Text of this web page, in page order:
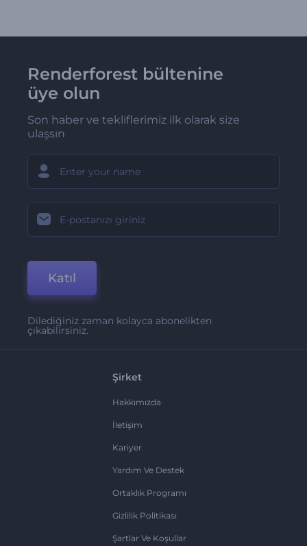
Renderforest bültenine
üye olun
Son haber ve tekliflerimiz ilk olarak size
ulaşsın
Katıl
Dilediğiniz zaman kolayca abonelikten
çıkabilirsiniz.
Şirket
Hakkımızda
İletişim
Kariyer
Yardım Ve Destek
Ortaklık Programı
Gizlilik Politikası
Şartlar Ve Koşullar